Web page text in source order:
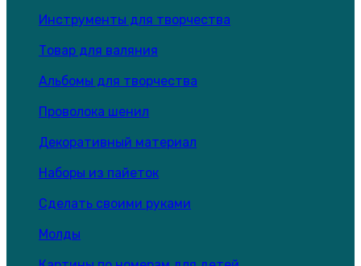
Инструменты для творчества
Товар для валяния
Альбомы для творчества
Проволока шенил
Декоративный материал
Наборы из пайеток
Сделать своими руками
Молды